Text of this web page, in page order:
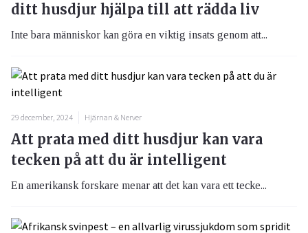
ditt husdjur hjälpa till att rädda liv
Inte bara människor kan göra en viktig insats genom att...
29 december, 2024 Hjärnan & Nerver
Att prata med ditt husdjur kan vara
tecken på att du är intelligent
En amerikansk forskare menar att det kan vara ett tecke...